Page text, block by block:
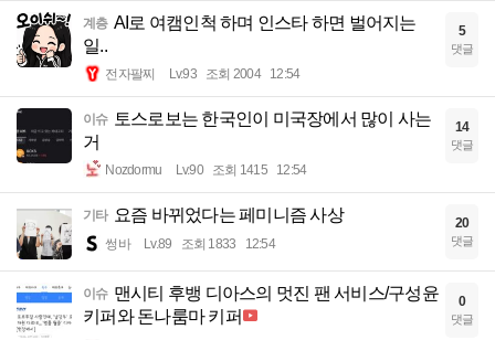
계층 AI로 여캠인척 하며 인스타 하면 벌어지는
일..
전자팔찌 Lv.93 조회 2004 12:54
5
댓글
이슈
토스로보는 한국인이 미국장에서 많이 사는
거
Nozdormu Lv.90 조회 1415 12:54
14
댓글
기타 요즘 바뀌었다는 페미니즘 사상
썽바 Lv.89 조회 1833 12:54
20
댓글
이슈 맨시티 후뱅 디아스의 멋진 팬 서비스/구성윤
키퍼와 돈나룸마 키퍼
0
댓글